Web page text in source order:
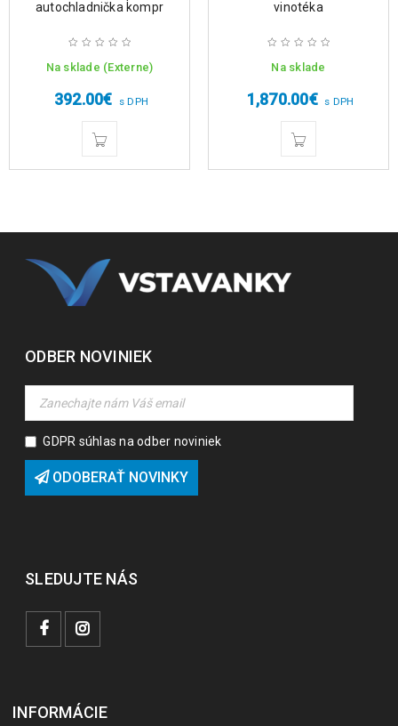
autochladnička kompr
Na sklade (Externe)
392.00€ s DPH
vinotéka
Na sklade
1,870.00€ s DPH
ODBER NOVINIEK
GDPR súhlas na odber noviniek
ODOBERAŤ NOVINKY
SLEDUJTE NÁS
INFORMÁCIE